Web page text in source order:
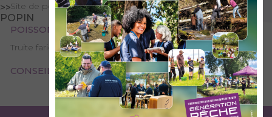
>>
POPIN
Site de pêche - 1ère catégorie
POISSONS PRÉSENTS
Truite fario
CONSEILS DE PÊCHE